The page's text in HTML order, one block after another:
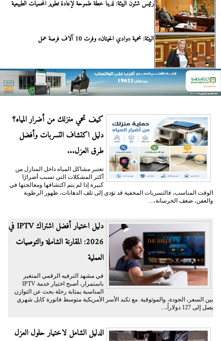
رئيس شئون البيئة: لدينا خطة طموحة لإعادة تطوير المحميات الطبيعية
البيئة: محمية «وادي الحيتان» وفرت 10 آلاف فرصة عمل
كيف تحمي منزلك من أضرار المياه؟
دليل اكتشاف التسربات وأفضل
طرق العزل...
تعتبر مشاكل المياه داخل المنازل من
أكثر المشكلات التي تسبب أضرارًا
كبيرة إذا لم يتم اكتشافها ومعالجتها في
الوقت المناسب، فالتسربات المخفية قد تؤدي إلى تلف الدهانات، ظهور الرطوبة
والعفن، ضعف الخرسانة،...
دليل اختيار أفضل اشتراك IPTV في
2026: المقارنة الشاملة والتوصيات
العملية
في مشهد الترفيه الرقمي المتغير
باستمرار، أصبح اختيار خدمة IPTV
المناسبة بمثابة رحلة بحث عن التوازن
بين السعر، الجودة، والموثوقية. مع تكبد الأسر الأمريكية متوسط فاتورة كابل شهري
يصل إلى 127 دولاراً،...
الدليل الشامل لاختيار حلول العزل